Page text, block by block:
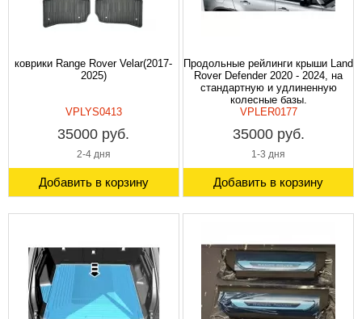
коврики Range Rover Velar(2017-
2025)
VPLYS0413
35000 руб.
2-4 дня
Добавить в корзину
Продольные рейлинги крыши Land
Rover Defender 2020 - 2024, на
стандартную и удлиненную
колесные базы.
VPLER0177
35000 руб.
1-3 дня
Добавить в корзину